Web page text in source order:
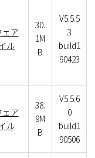
ェア
ル
30.
1M
B
V5.5.5
3
build1
90423
ェア
ル
38.
9M
B
V5.5.6
0
build1
90506